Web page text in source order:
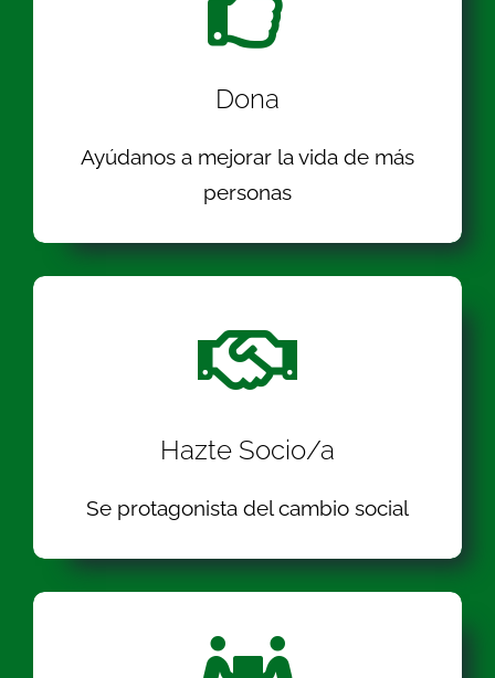
Dona
Ayúdanos a mejorar la vida de más
personas
Hazte Socio/a
Se protagonista del cambio social